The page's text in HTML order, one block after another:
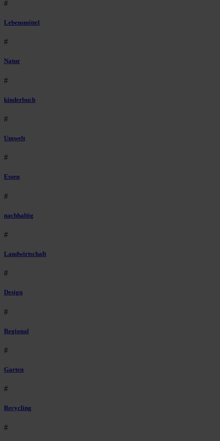
#
Lebensmittel
#
Natur
#
kinderbuch
#
Umwelt
#
Essen
#
nachhaltig
#
Landwirtschaft
#
Design
#
Regional
#
Garten
#
Recycling
#